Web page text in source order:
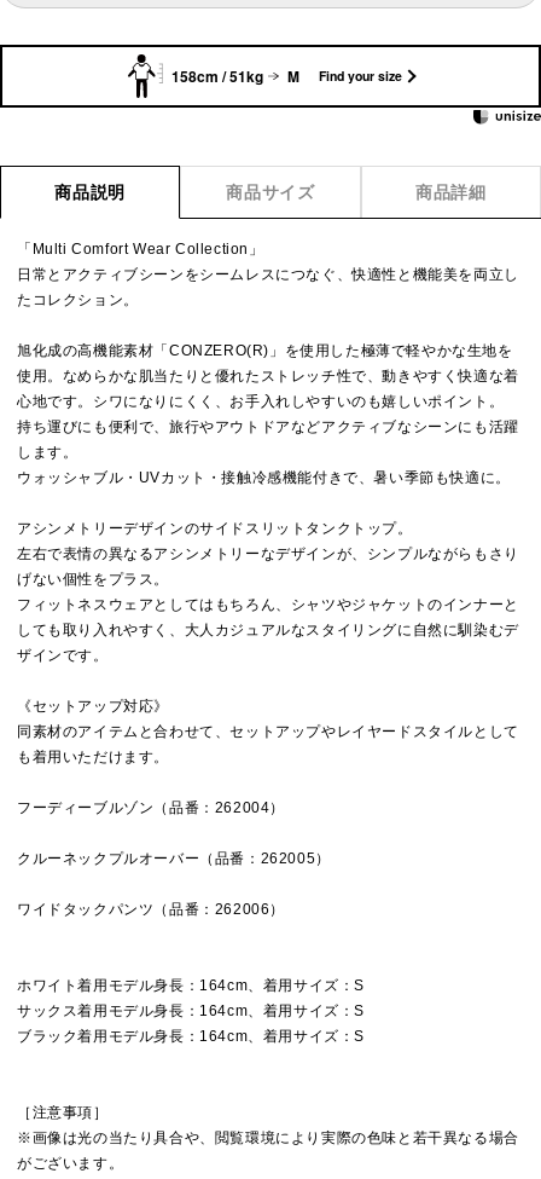
158cm / 51kg M Find your size
商品説明 商品サイズ 商品詳細
「Multi Comfort Wear Collection」
日常とアクティブシーンをシームレスにつなぐ、快適性と機能美を両立し
たコレクション。
旭化成の高機能素材「CONZERO(R)」を使用した極薄で軽やかな生地を
使用。なめらかな肌当たりと優れたストレッチ性で、動きやすく快適な着
心地です。シワになりにくく、お手入れしやすいのも嬉しいポイント。
持ち運びにも便利で、旅行やアウトドアなどアクティブなシーンにも活躍
します。
ウォッシャブル・UVカット・接触冷感機能付きで、暑い季節も快適に。
アシンメトリーデザインのサイドスリットタンクトップ。
左右で表情の異なるアシンメトリーなデザインが、シンプルながらもさり
げない個性をプラス。
フィットネスウェアとしてはもちろん、シャツやジャケットのインナーと
しても取り入れやすく、大人カジュアルなスタイリングに自然に馴染むデ
ザインです。
《セットアップ対応》
同素材のアイテムと合わせて、セットアップやレイヤードスタイルとして
も着用いただけます。
フーディーブルゾン（品番：262004）
クルーネックプルオーバー（品番：262005）
ワイドタックパンツ（品番：262006）
ホワイト着用モデル身長：164cm、着用サイズ：S
サックス着用モデル身長：164cm、着用サイズ：S
ブラック着用モデル身長：164cm、着用サイズ：S
［注意事項］
※画像は光の当たり具合や、閲覧環境により実際の色味と若干異なる場合
がございます。